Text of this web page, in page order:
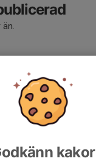
nyheter
kakor